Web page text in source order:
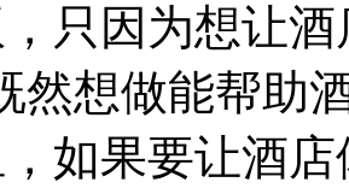
只因为想让
然想做能帮助
如果要让酒